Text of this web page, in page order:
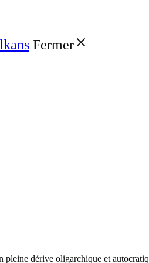
Fermer
pleine dérive oligarchique et